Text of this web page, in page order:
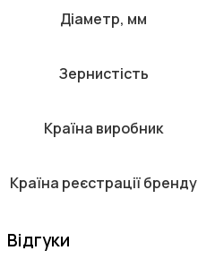
Діаметр, мм
Зернистість
Країна виробник
Країна реєстрації бренду
Відгуки